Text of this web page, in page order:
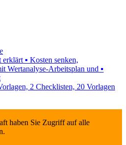
▪ Kosten senken,
Wertanalyse-Arbeitsplan und ▪
2 Checklisten, 20 Vorlagen
haben Sie Zugriff auf alle